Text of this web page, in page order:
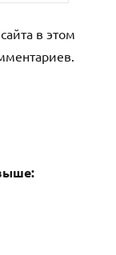
в этом